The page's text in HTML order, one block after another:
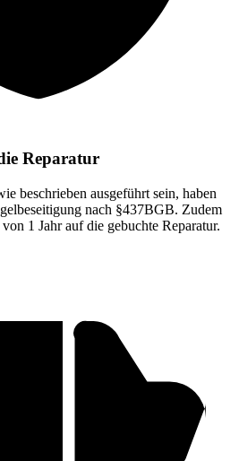
Reparatur
beschrieben ausgeführt sein, haben
nach §437BGB. Zudem
1 Jahr auf die gebuchte Reparatur.